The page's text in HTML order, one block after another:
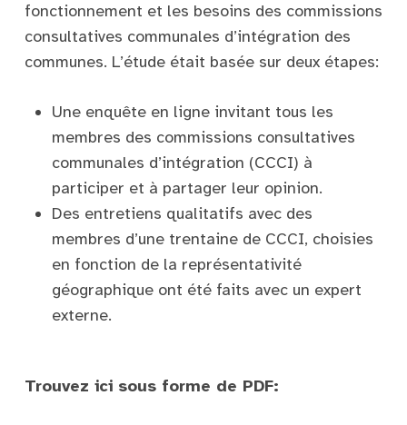
fonctionnement et les besoins des commissions
consultatives communales d’intégration des
communes. L’étude était basée sur deux étapes:
Une enquête en ligne invitant tous les
membres des commissions consultatives
communales d’intégration (CCCI) à
participer et à partager leur opinion.
Des entretiens qualitatifs avec des
membres d’une trentaine de CCCI, choisies
en fonction de la représentativité
géographique ont été faits avec un expert
externe.
Trouvez ici sous forme de PDF: